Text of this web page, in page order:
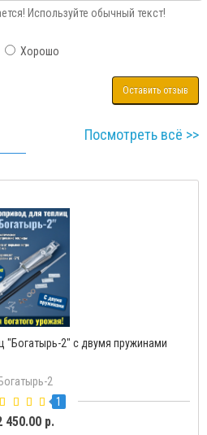
Используйте обычный текст!
Хорошо
Оставить отзыв
Посмотреть всё >>
"Богатырь-2" с двумя пружинами
Богатырь-2
1
450.00 р.